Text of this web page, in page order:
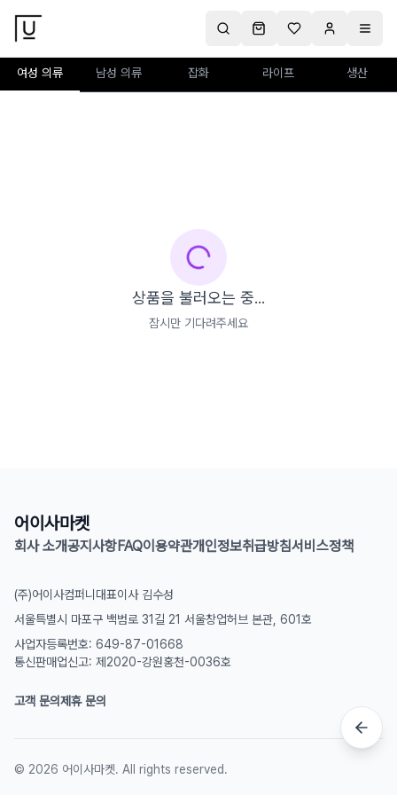
여성 의류 남성 의류 잡화 라이프 생산
상품을 불러오는 중...
잠시만 기다려주세요
어이사마켓
회사 소개공지사항FAQ이용약관개인정보취급방침서비스정책
(주)어이사컴퍼니 대표이사 김수성
서울특별시 마포구 백범로 31길 21 서울창업허브 본관, 601호
사업자등록번호: 649-87-01668
통신판매업신고: 제2020-강원홍천-0036호
고객 문의제휴 문의
© 2026 어이사마켓. All rights reserved.